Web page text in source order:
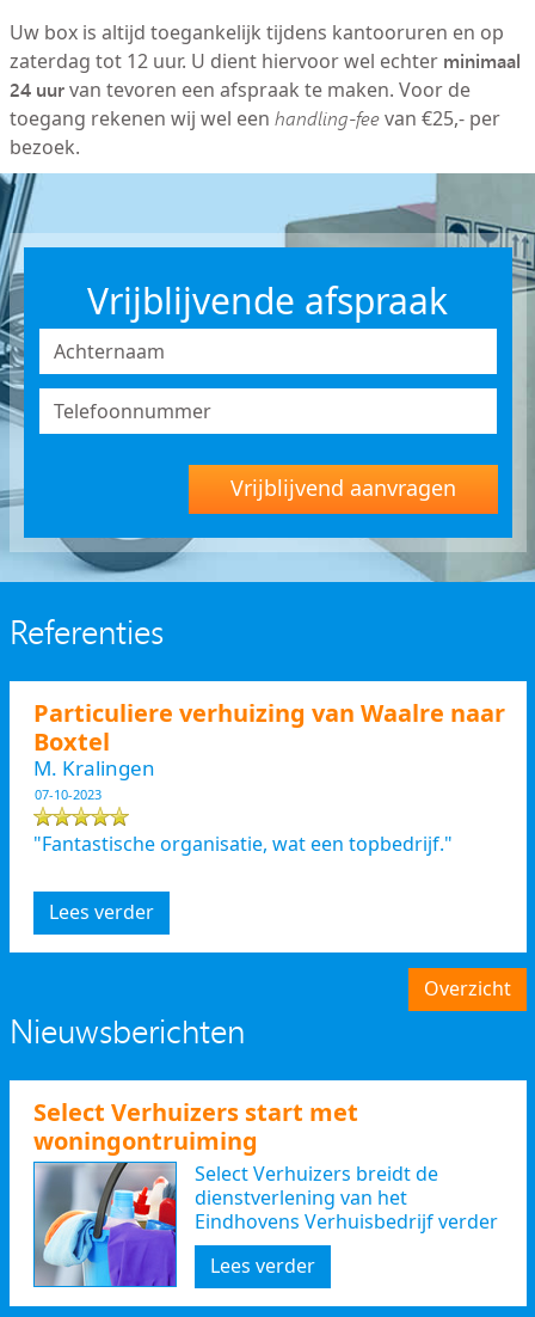
Uw box is altijd toegankelijk tijdens kantooruren en op
zaterdag tot 12 uur. U dient hiervoor wel echter minimaal
24 uurvan tevoren een afspraak te maken. Voor de
toegang rekenen wij wel een handling-feevan €25,- per
bezoek.
Vrijblijvende afspraak
Vrijblijvend aanvragen
Referenties
Particuliere verhuizing van Waalre naar
Boxtel
M. Kralingen
07-10-2023
"Fantastische organisatie, wat een topbedrijf."
Lees verder
Overzicht
Nieuwsberichten
Select Verhuizers start met
woningontruiming
Select Verhuizers breidt de
dienstverlening van het
Eindhovens Verhuisbedrijf verder
uit
Lees verder